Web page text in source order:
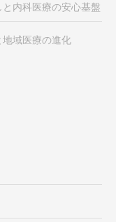
内科医療の安心基盤
域医療の進化